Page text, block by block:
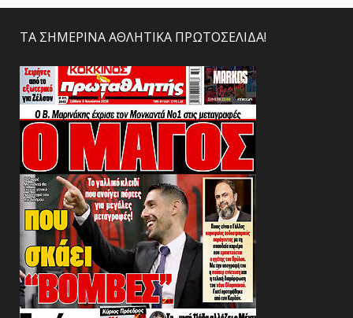
ΤΑ ΣΗΜΕΡΙΝΑ ΑΘΛΗΤΙΚΑ ΠΡΩΤΟΣΕΛΙΔΑ!